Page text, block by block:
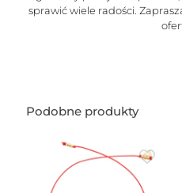
sprawić wiele radości.
Podobne produkty